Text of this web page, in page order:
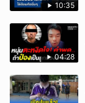
10:35
04:28